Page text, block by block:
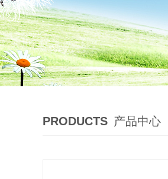
PRODUCTS 产品中心